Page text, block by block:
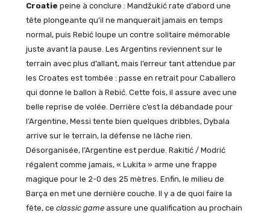
Croatie peine à conclure : Mandžukić rate d’abord une
tête plongeante qu’il ne manquerait jamais en temps
normal, puis Rebić loupe un contre solitaire mémorable
juste avant la pause. Les Argentins reviennent sur le
terrain avec plus d’allant, mais l’erreur tant attendue par
les Croates est tombée : passe en retrait pour Caballero
qui donne le ballon à Rebić. Cette fois, il assure avec une
belle reprise de volée. Derrière c’est la débandade pour
l’Argentine, Messi tente bien quelques dribbles, Dybala
arrive sur le terrain, la défense ne lâche rien.
Désorganisée, l’Argentine est perdue. Rakitić / Modrić
régalent comme jamais, « Lukita » arme une frappe
magique pour le 2-0 des 25 mètres. Enfin, le milieu de
Barça en met une dernière couche. Il y a de quoi faire la
fête, ce classic gameassure une qualification au prochain